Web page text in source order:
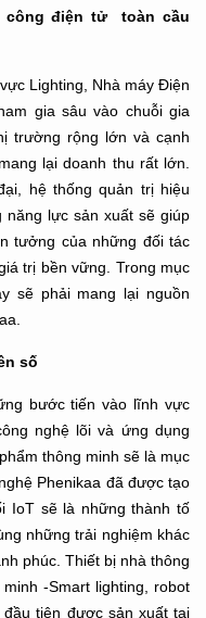
công điện tử toàn cầu
Lighting, Nhà máy Điện
gia sâu vào chuỗi gia
trường rộng lớn và cạnh
lại doanh thu rất lớn.
hệ thống quản trị hiệu
lực sản xuất sẽ giúp
tưởng của những đối tác
trị bền vững. Trong mục
sẽ phải mang lại nguồn
số
bước tiến vào lĩnh vực
nghệ lõi và ứng dụng
thông minh sẽ là mục
Phenikaa đã được tạo
IoT sẽ là những thành tố
những trải nghiệm khác
phúc. Thiết bị nhà thông
-Smart lighting, robot
tiên được sản xuất tại